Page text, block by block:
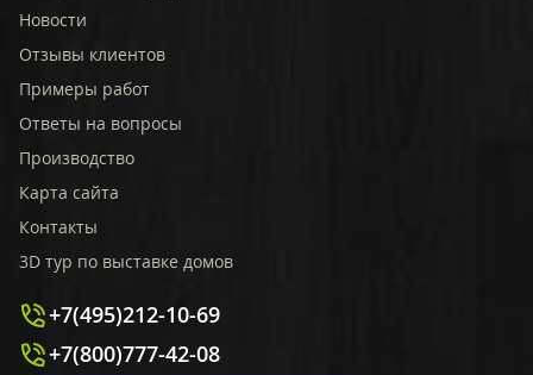
Новости
Отзывы клиентов
Примеры работ
Ответы на вопросы
Производство
Карта сайта
Контакты
3D тур по выставке домов
+7(495)212-10-69
+7(800)777-42-08